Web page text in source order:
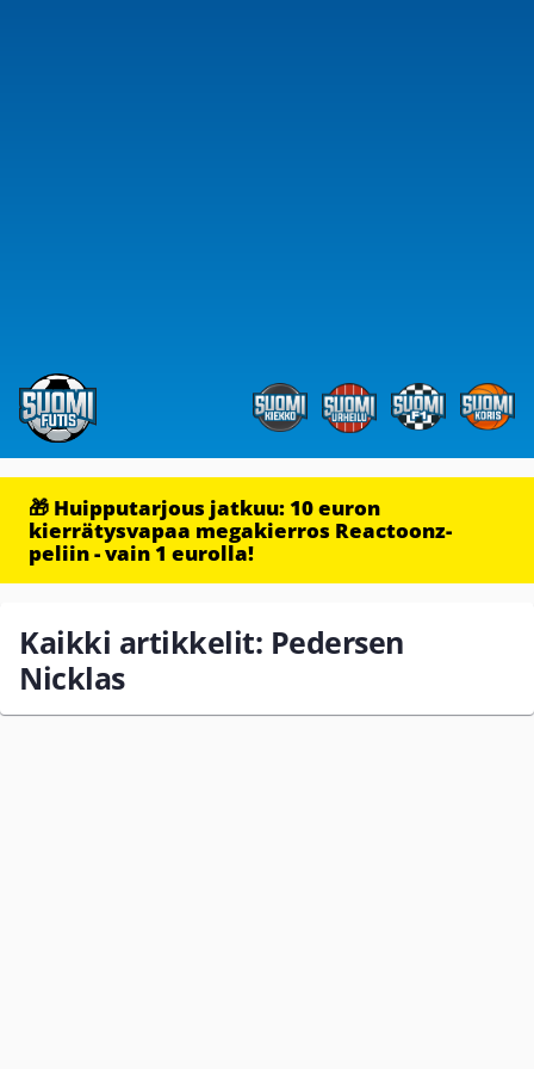
🎁 Huipputarjous jatkuu: 10 euron
kierrätysvapaa megakierros Reactoonz-
peliin - vain 1 eurolla!
Kaikki artikkelit: Pedersen
Nicklas